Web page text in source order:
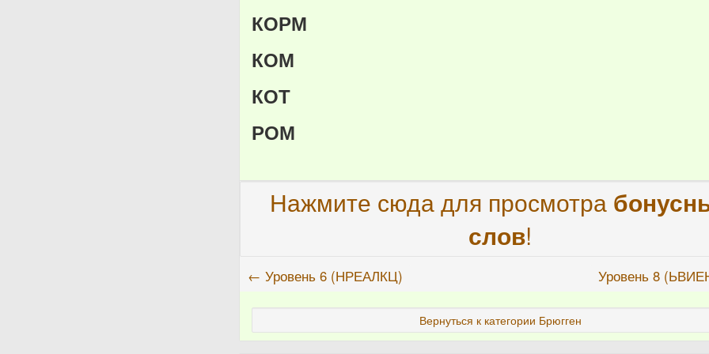
КОРМ
КОМ
КОТ
РОМ
Нажмите сюда для просмотра
слов!
← Уровень 6 (НРЕАЛКЦ) Уровень 8
Вернуться к категории Брюгген